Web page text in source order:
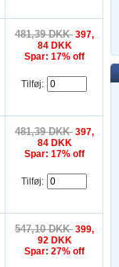
481,39 DKK 397,
84 DKK
Spar: 17% off
Tilføj:
481,39 DKK 397,
84 DKK
Spar: 17% off
Tilføj:
547,10 DKK 399,
92 DKK
Spar: 27% off